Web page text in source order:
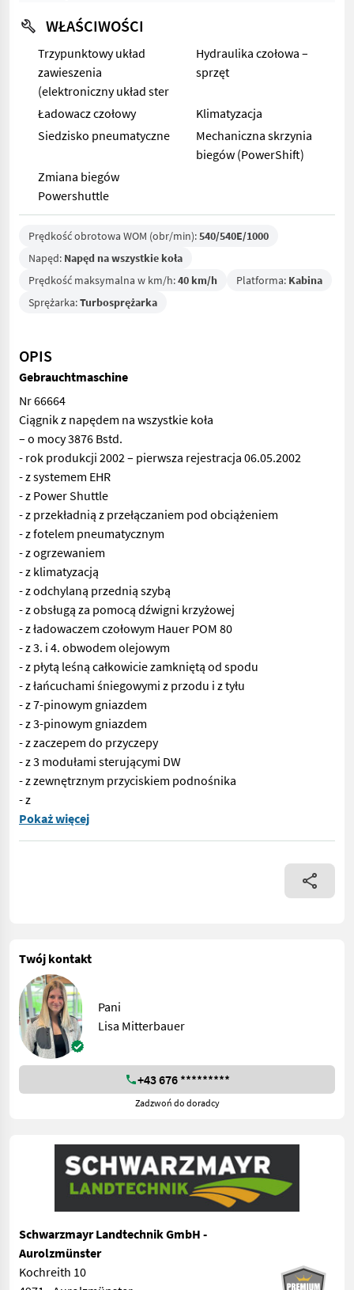
WŁAŚCIWOŚCI
Trzypunktowy układ
zawieszenia
(elektroniczny układ ster
Hydraulika czołowa –
sprzęt
Ładowacz czołowy
Klimatyzacja
Siedzisko pneumatyczne
Mechaniczna skrzynia
biegów (PowerShift)
Zmiana biegów
Powershuttle
Prędkość obrotowa WOM (obr/min):540/540E/1000
Napęd: Napęd na wszystkie koła
Prędkość maksymalna w km/h:40 km/h Platforma: Kabina
Sprężarka:Turbosprężarka
OPIS
Gebrauchtmaschine
Nr 66664
Ciągnik z napędem na wszystkie koła
– o mocy 3876 Bstd.
- rok produkcji 2002 – pierwsza rejestracja 06.05.2002
- z systemem EHR
- z Power Shuttle
- z przekładnią z przełączaniem pod obciążeniem
- z fotelem pneumatycznym
- z ogrzewaniem
- z klimatyzacją
- z odchylaną przednią szybą
- z obsługą za pomocą dźwigni krzyżowej
- z ładowaczem czołowym Hauer POM 80
- z 3. i 4. obwodem olejowym
- z płytą leśną całkowicie zamkniętą od spodu
- z łańcuchami śniegowymi z przodu i z tyłu
- z 7-pinowym gniazdem
- z 3-pinowym gniazdem
- z zaczepem do przyczepy
- z 3 modułami sterującymi DW
- z zewnętrznym przyciskiem podnośnika
- z
Nr 66664 Ciągnik z napędem na wszystkie koła – o mocy
Pokaż więcej
Twój kontakt
Pani
Lisa Mitterbauer
+43 676 *********
Zadzwoń do doradcy
Schwarzmayr Landtechnik GmbH -
Aurolzmünster
Kochreith 10